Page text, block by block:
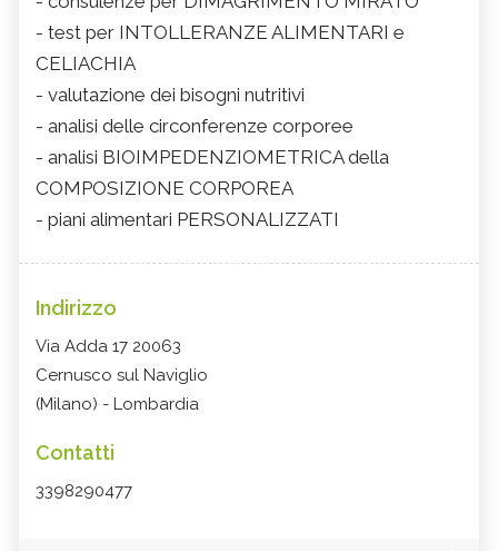
- test per INTOLLERANZE ALIMENTARI e
CELIACHIA
- valutazione dei bisogni nutritivi
- analisi delle circonferenze corporee
- analisi BIOIMPEDENZIOMETRICA della
COMPOSIZIONE CORPOREA
- piani alimentari PERSONALIZZATI
Indirizzo
Via Adda 17 20063
Cernusco sul Naviglio
(Milano) - Lombardia
Contatti
3398290477